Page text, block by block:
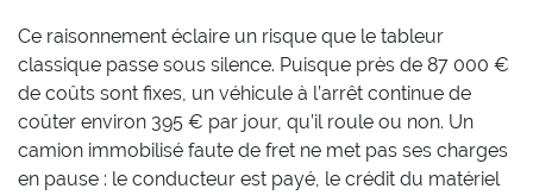
Ce raisonnement éclaire un risque que le tableur
classique passe sous silence. Puisque près de 87 000 €
de coûts sont fixes, un véhicule à l’arrêt continue de
coûter environ 395 € par jour, qu’il roule ou non. Un
camion immobilisé faute de fret ne met pas ses charges
en pause : le conducteur est payé, le crédit du matériel